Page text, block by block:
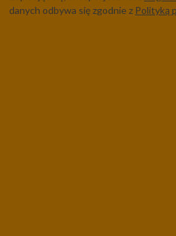
danych odbywa się zgodnie z Polityką